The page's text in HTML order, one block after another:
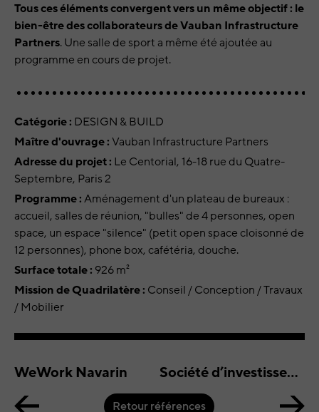
Tous ces éléments convergent vers un même objectif : le
bien-être des collaborateurs de Vauban Infrastructure
Partners. Une salle de sport a même été ajoutée au
programme en cours de projet.
Catégorie : DESIGN & BUILD
Maître d'ouvrage :Vauban Infrastructure Partners
Adresse du projet : Le Centorial, 16-18 rue du Quatre-
Septembre, Paris 2
Programme :Aménagement d'un plateau de bureaux :
accueil, salles de réunion, "bulles" de 4 personnes, open
space, un espace "silence" (petit open space cloisonné de
12 personnes), phone box, cafétéria, douche.
Surface totale : 926 m²
Mission de Quadrilatère : Conseil / Conception / Travaux
/ Mobilier
WeWork Navarin Société d’investissement, Paris 8
Retour références